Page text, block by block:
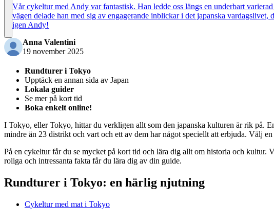
Vår cykeltur med Andy var fantastisk. Han ledde oss längs en underbart
vägen delade han med sig av engagerande inblickar i det japanska
igen Andy!
Anna Valentini
19 november 2025
Rundturer i Tokyo
Upptäck en annan sida av Japan
Lokala guider
Se mer på kort tid
Boka enkelt online!
I Tokyo, eller Tokyo, hittar du verkligen allt som den japanska kulturen är rik på.
mindre än 23 distrikt och vart och ett av dem har något speciellt att erbjuda. Välj en
På en cykeltur får du se mycket på kort tid och lära dig allt om historia och kultur.
roliga och intressanta fakta får du lära dig av din guide.
Rundturer i Tokyo: en härlig njutning
Cykeltur med mat i Tokyo